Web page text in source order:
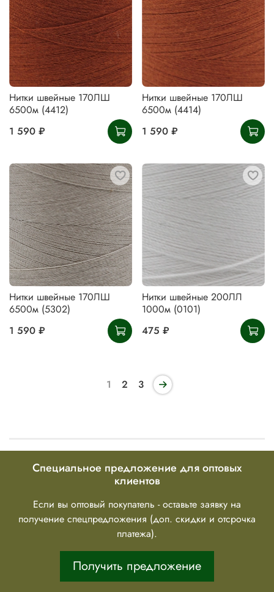
Нитки швейные 170ЛШ
6500м (4412)
1 590 ₽
Нитки швейные 170ЛШ
6500м (4414)
1 590 ₽
Нитки швейные 170ЛШ
6500м (5302)
1 590 ₽
Нитки швейные 200ЛЛ
1000м (0101)
475 ₽
1 2 3
Специальное предложение для оптовых
клиентов
Если вы оптовый покупатель - оставьте заявку на
получение спецпредложения (доп. скидки и отсрочка
платежа).
Получить предложение